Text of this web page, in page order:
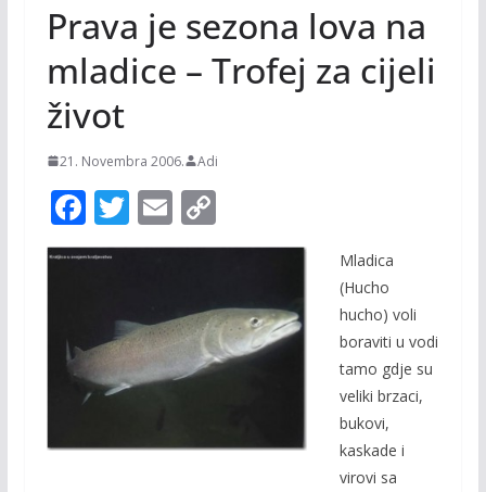
Prava je sezona lova na
mladice – Trofej za cijeli
život
21. Novembra 2006. Adi
F
ac
o
o
k
T
w
er
E
m
l
C
o
y
Li
n
Mladica
(Hucho
hucho) voli
boraviti u vodi
tamo gdje su
veliki brzaci,
bukovi,
kaskade i
virovi sa